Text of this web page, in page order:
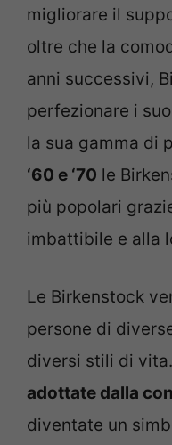
migliorare il
oltre che la
anni successivi,
perfezionare i
la sua gamma di
‘60 e ‘70 le
più popolari
imbattibile e alla
Le Birkenstock
persone di
diversi stili di
adottate dalla
diventate un